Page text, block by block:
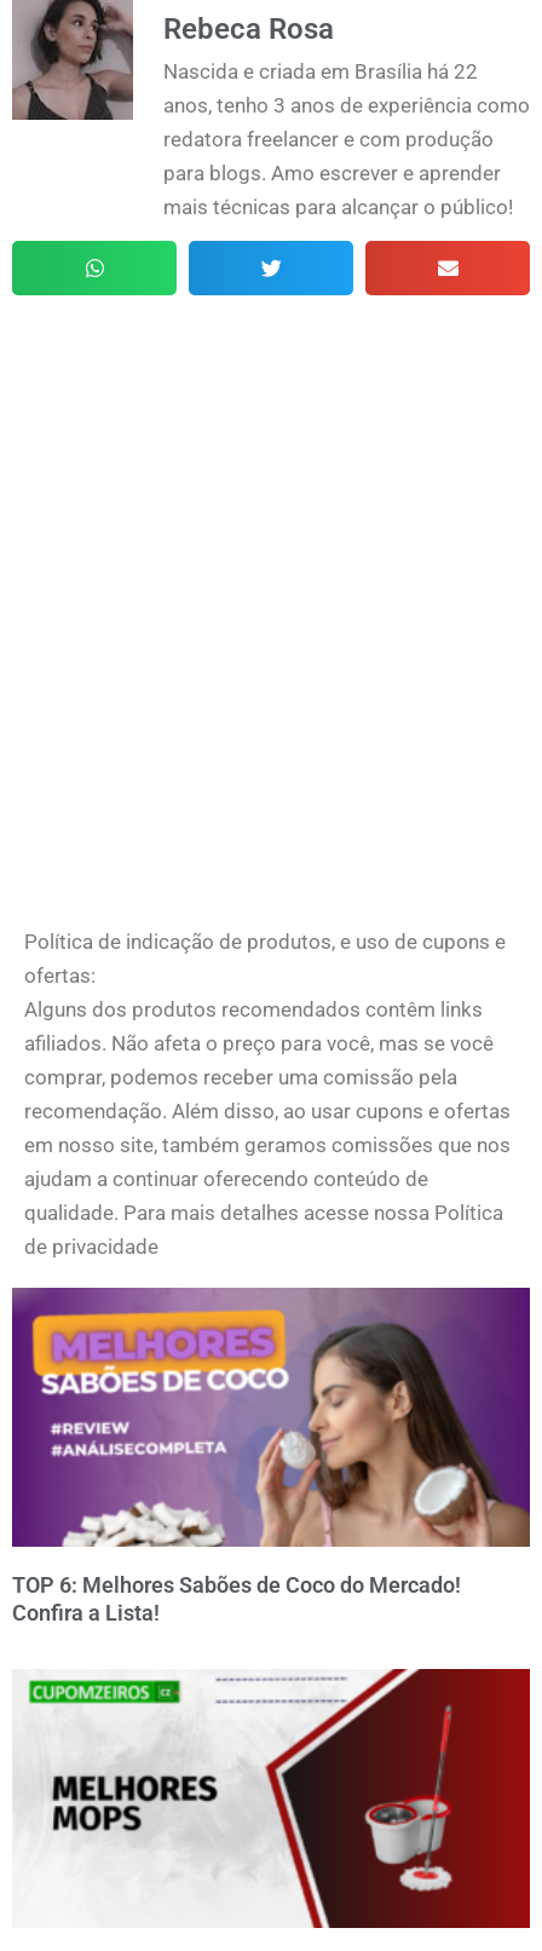
Rebeca Rosa
Nascida e criada em Brasília há 22
anos, tenho 3 anos de experiência como
redatora freelancer e com produção
para blogs. Amo escrever e aprender
mais técnicas para alcançar o público!
Política de indicação de produtos, e uso de cupons e
ofertas:
Alguns dos produtos recomendados contêm links
afiliados. Não afeta o preço para você, mas se você
comprar, podemos receber uma comissão pela
recomendação. Além disso, ao usar cupons e ofertas
em nosso site, também geramos comissões que nos
ajudam a continuar oferecendo conteúdo de
qualidade. Para mais detalhes acesse nossa Política
de privacidade
TOP 6: Melhores Sabões de Coco do Mercado!
Confira a Lista!